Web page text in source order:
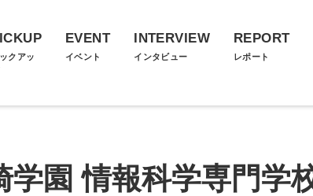
クアッ
EVENT
イベント
INTERVIEW
インタビュー
REPORT
レポート
学園 情報科学専門学